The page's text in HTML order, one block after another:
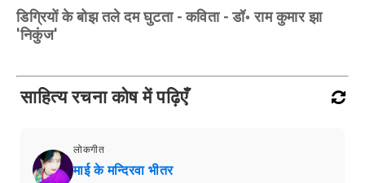
डिग्रियों के बोझ तले दम घुटता - कविता - डॉ॰ राम कुमार झा
'निकुंज'
साहित्य रचना कोष में पढ़िएँ
लोकगीत
माई के मन्दिरवा भीतर